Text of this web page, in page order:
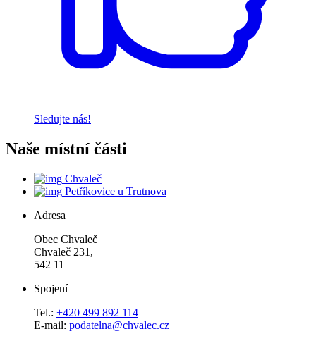
Sledujte nás!
Naše místní části
Chvaleč
Petříkovice u Trutnova
Adresa
Obec Chvaleč
Chvaleč 231,
542 11
Spojení
Tel.: +420 499 892 114
E-mail: podatelna@chvalec.cz